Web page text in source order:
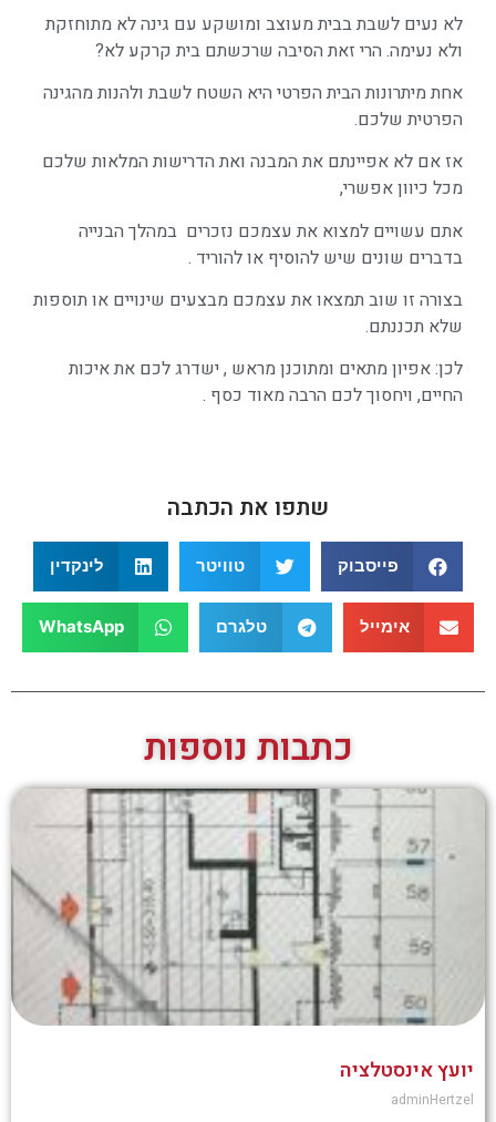
לא נעים לשבת בבית מעוצב ומושקע עם גינה לא מתוחזקת
ולא נעימה. הרי זאת הסיבה שרכשתם בית קרקע לא?
אחת מיתרונות הבית הפרטי היא השטח לשבת ולהנות מהגינה
הפרטית שלכם.
אז אם לא אפיינתם את המבנה ואת הדרישות המלאות שלכם
מכל כיוון אפשרי,
אתם עשויים למצוא את עצמכם נזכרים במהלך הבנייה
בדברים שונים שיש להוסיף או להוריד .
בצורה זו שוב תמצאו את עצמכם מבצעים שינויים או תוספות
שלא תכננתם.
לכן: אפיון מתאים ומתוכנן מראש , ישדרג לכם את איכות
החיים, ויחסוך לכם הרבה מאוד כסף .
שתפו את הכתבה
פייסבוק טוויטר לינקדין
אימייל טלגרם WhatsApp
כתבות נוספות
יועץ אינסטלציה
adminHertzel